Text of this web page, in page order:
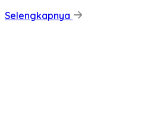
Selengkapnya